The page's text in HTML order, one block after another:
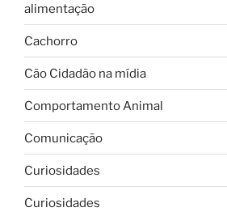
alimentação
Cachorro
Cão Cidadão na mídia
Comportamento Animal
Comunicação
Curiosidades
Curiosidades